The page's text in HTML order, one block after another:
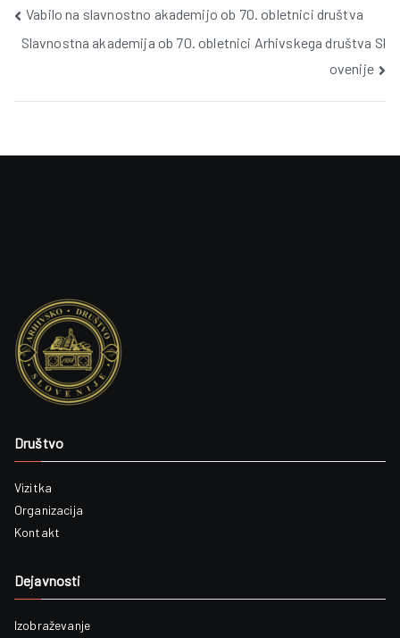
Post
navigation
Vabilo na slavnostno akademijo ob 70. obletnici društva
Slavnostna akademija ob 70. obletnici Arhivskega društva Sl
ovenije
Društvo
Vizitka
Organizacija
Kontakt
Dejavnosti
Izobraževanje